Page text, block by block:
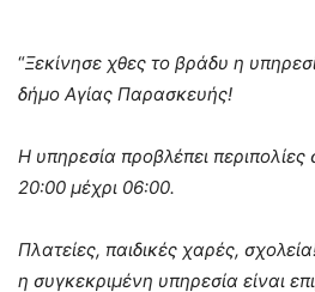
“Ξεκίνησε χθες το βράδυ η
δήμο Αγίας Παρασκευής!
Η υπηρεσία προβλέπει
20:00 μέχρι 06:00.
Πλατείες, παιδικές χαρές,
η συγκεκριμένη υπηρεσία είναι